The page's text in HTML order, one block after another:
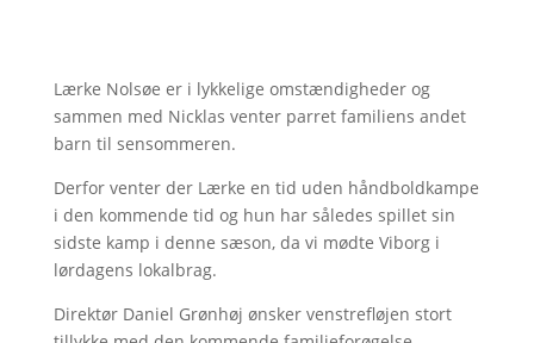
Lærke Nolsøe er i lykkelige omstændigheder og
sammen med Nicklas venter parret familiens andet
barn til sensommeren.
Derfor venter der Lærke en tid uden håndboldkampe
i den kommende tid og hun har således spillet sin
sidste kamp i denne sæson, da vi mødte Viborg i
lørdagens lokalbrag.
Direktør Daniel Grønhøj ønsker venstrefløjen stort